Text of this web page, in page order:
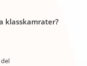
klasskamrater?